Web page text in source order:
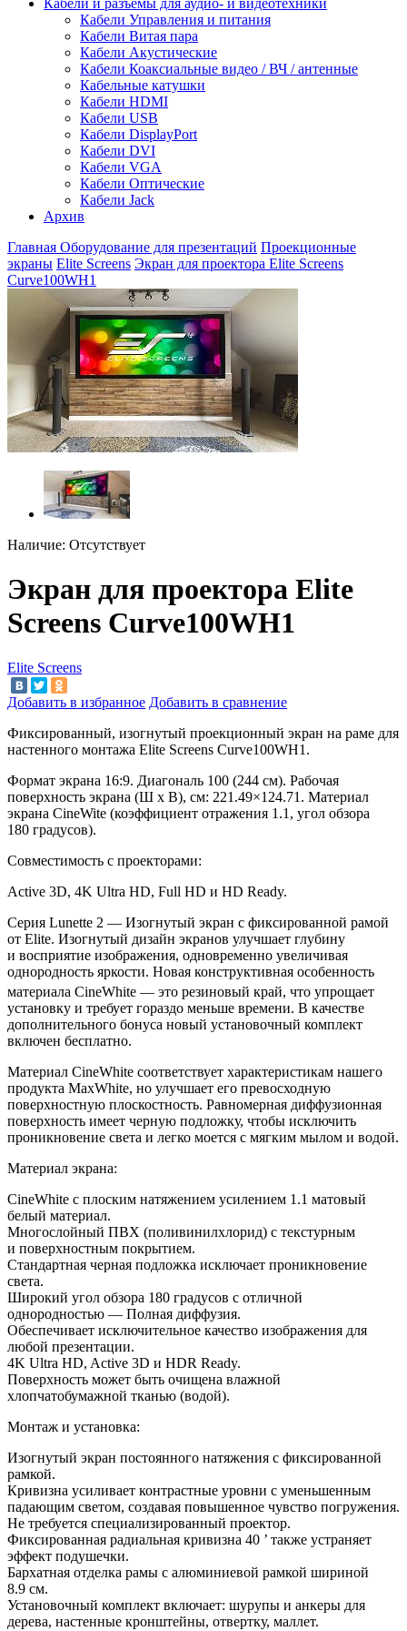
Кабели Управления и питания
Кабели Витая пара
Кабели Акустические
Кабели Коаксиальные видео / ВЧ / антенные
Кабельные катушки
Кабели HDMI
Кабели USB
Кабели DisplayPort
Кабели DVI
Кабели VGA
Кабели Оптические
Кабели Jack
Архив
Главная Оборудование для презентаций Проекционные
экраны Elite Screens Экран для проектора Elite Screens
Curve100WH1
Наличие: Отсутствует
Экран для проектора Elite
Screens Curve100WH1
Elite Screens
Добавить в избранное Добавить в сравнение
Фиксированный, изогнутый проекционный экран на раме для
настенного монтажа Elite Screens Curve100WH1.
Формат экрана 16:9. Диагональ 100 (244 см). Рабочая
поверхность экрана (Ш х B), см: 221.49×124.71. Материал
экрана CineWite (коэффициент отражения 1.1, угол обзора
180 градусов).
Совместимость с проекторами:
Active 3D, 4K Ultra HD, Full HD и HD Ready.
Серия Lunette 2 — Изогнутый экран с фиксированной рамой
от Elite. Изогнутый дизайн экранов улучшает глубину
и восприятие изображения, одновременно увеличивая
однородность яркости. Новая конструктивная особенность
материала CineWhite — это резиновый край, что упрощает
установку и требует гораздо меньше времени. В качестве
дополнительного бонуса новый установочный комплект
включен бесплатно.
Материал CineWhite соответствует характеристикам нашего
продукта MaxWhite, но улучшает его превосходную
поверхностную плоскостность. Равномерная диффузионная
поверхность имеет черную подложку, чтобы исключить
проникновение света и легко моется с мягким мылом и водой.
Материал экрана:
CineWhite с плоским натяжением усилением 1.1 матовый
белый материал.
Многослойный ПВХ (поливинилхлорид) с текстурным
и поверхностным покрытием.
Стандартная черная подложка исключает проникновение
света.
Широкий угол обзора 180 градусов с отличной
однородностью — Полная диффузия.
Обеспечивает исключительное качество изображения для
любой презентации.
4K Ultra HD, Active 3D и HDR Ready.
Поверхность может быть очищена влажной
хлопчатобумажной тканью (водой).
Монтаж и установка:
Изогнутый экран постоянного натяжения с фиксированной
рамкой.
Кривизна усиливает контрастные уровни с уменьшенным
падающим светом, создавая повышенное чувство погружения.
Не требуется специализированный проектор.
Фиксированная радиальная кривизна 40 ’ также устраняет
эффект подушечки.
Бархатная отделка рамы с алюминиевой рамкой шириной
8.9 см.
Установочный комплект включает: шурупы и анкеры для
дерева, настенные кронштейны, отвертку, маллет.